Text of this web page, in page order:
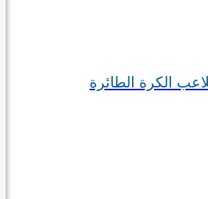
الطائرة